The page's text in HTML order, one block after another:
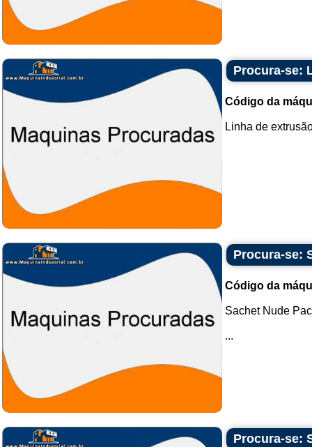
Procura-se:
Código da
Linha de
Procura-se:
Código da
Sachet Nude
...
Procura-se: